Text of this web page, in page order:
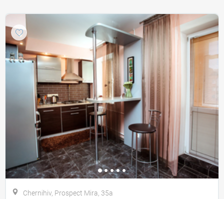
Chernihiv, Prospect Mira, 35a